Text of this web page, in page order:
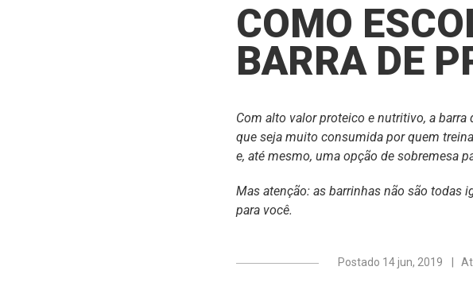
COMO
BARRA DE
Com alto valor proteico e nutritivo, a
que sejamuito consumida por quem treina
e, até mesmo, uma opção de sobremesa
Mas atenção: as barrinhas não são todas
para você.
Postado 14 jun, 2019 |